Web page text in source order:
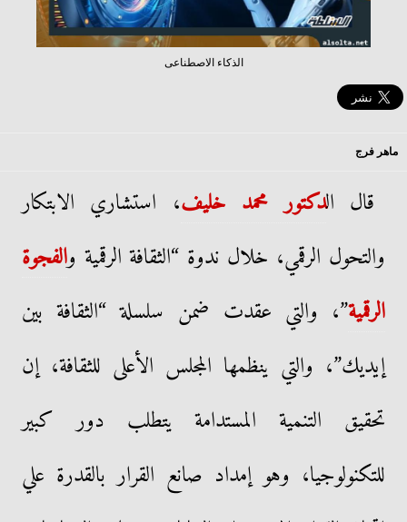
الذكاء الاصطناعى
ماهر فرج
قال الدكتور محمد خليف، استشاري الابتكار
والتحول الرقمي، خلال ندوة “الثقافة الرقمية والفجوة
الرقمية”، والتي عقدت ضمن سلسلة “الثقافة بين
إيديك”، والتي ينظمها المجلس الأعلى للثقافة، إن
تحقيق التنمية المستدامة يتطلب دور كبير
للتكنولوجيا، وهو إمداد صانع القرار بالقدرة علي